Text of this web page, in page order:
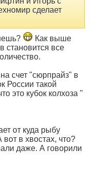
сделает
Как выше
становится все
счет "сюрпрайз" в
России такой
это кубок колхоза "
от куда рыбу
в хвостах, что?
даже. А говорили